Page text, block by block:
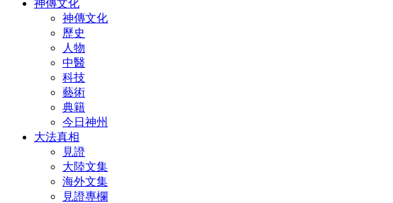
神傳文化
神傳文化
歷史
人物
中醫
科技
藝術
典籍
今日神州
大法真相
見證
大陸文集
海外文集
見證專欄